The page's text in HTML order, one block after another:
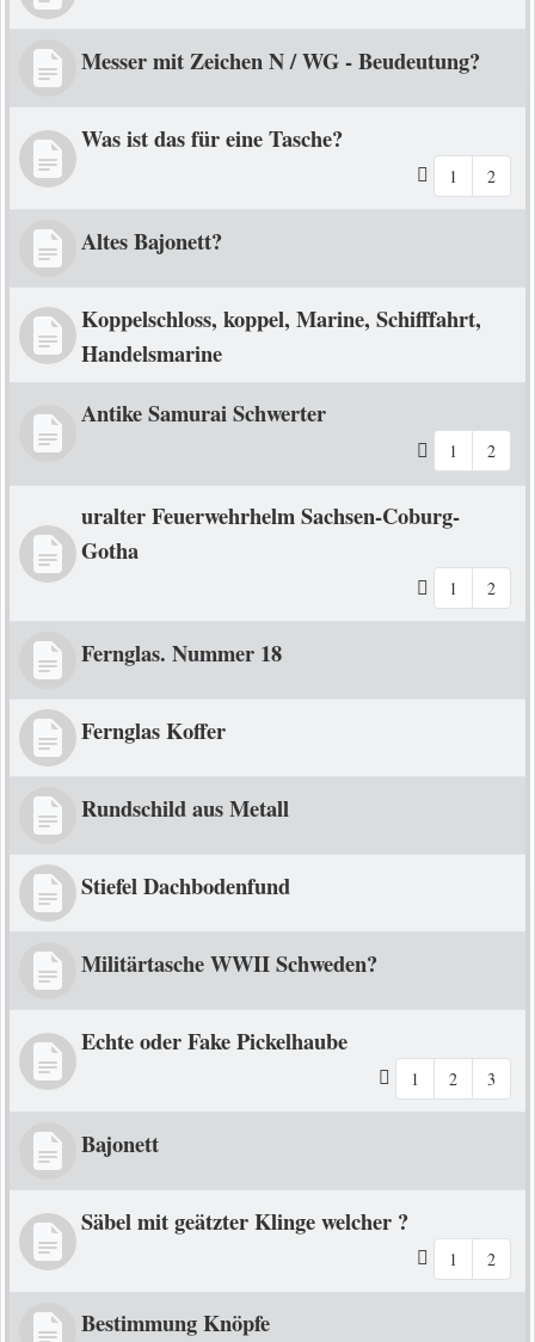
Messer mit Zeichen N / WG - Beudeutung?
Was ist das für eine Tasche?
1 2
Altes Bajonett?
Koppelschloss, koppel, Marine, Schifffahrt,
Handelsmarine
Antike Samurai Schwerter
1 2
uralter Feuerwehrhelm Sachsen-Coburg-
Gotha
1 2
Fernglas. Nummer 18
Fernglas Koffer
Rundschild aus Metall
Stiefel Dachbodenfund
Militärtasche WWII Schweden?
Echte oder Fake Pickelhaube
1 2 3
Bajonett
Säbel mit geätzter Klinge welcher ?
1 2
Bestimmung Knöpfe